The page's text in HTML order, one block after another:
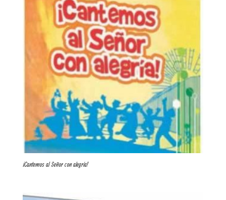
¡Cantemos al Señor con alegría!